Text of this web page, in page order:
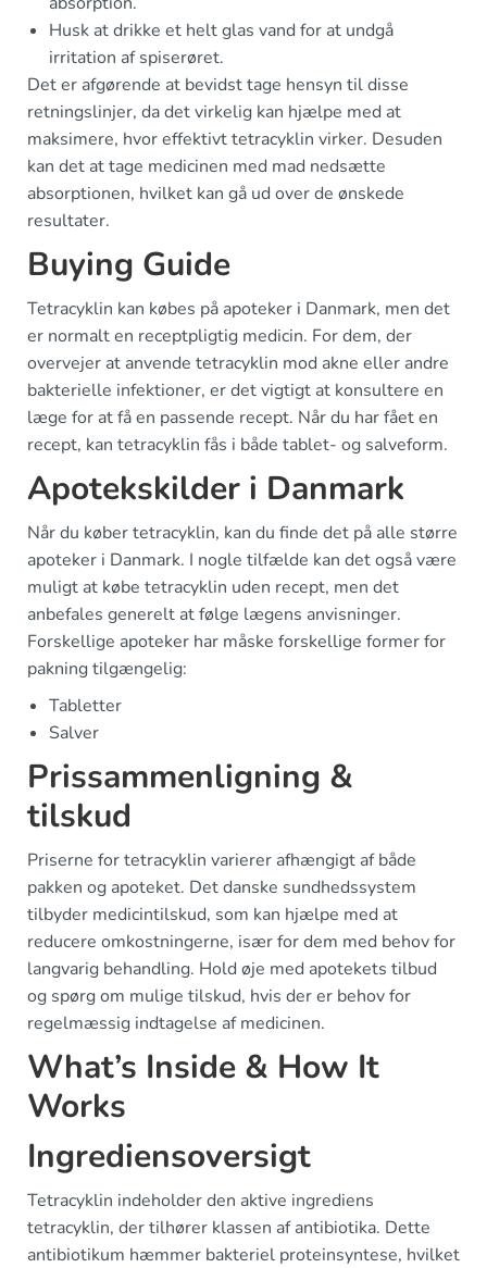
Husk at drikke et helt glas vand for at undgå
irritation af spiserøret.
Det er afgørende at bevidst tage hensyn til disse
retningslinjer, da det virkelig kan hjælpe med at
maksimere, hvor effektivt tetracyklin virker. Desuden
kan det at tage medicinen med mad nedsætte
absorptionen, hvilket kan gå ud over de ønskede
resultater.
Buying Guide
Tetracyklin kan købes på apoteker i Danmark, men det
er normalt en receptpligtig medicin. For dem, der
overvejer at anvende tetracyklin mod akne eller andre
bakterielle infektioner, er det vigtigt at konsultere en
læge for at få en passende recept. Når du har fået en
recept, kan tetracyklin fås i både tablet- og salveform.
Apotekskilder i Danmark
Når du køber tetracyklin, kan du finde det på alle større
apoteker i Danmark. I nogle tilfælde kan det også være
muligt at købe tetracyklin uden recept, men det
anbefales generelt at følge lægens anvisninger.
Forskellige apoteker har måske forskellige former for
pakning tilgængelig:
Tabletter
Salver
Prissammenligning &
tilskud
Priserne for tetracyklin varierer afhængigt af både
pakken og apoteket. Det danske sundhedssystem
tilbyder medicintilskud, som kan hjælpe med at
reducere omkostningerne, især for dem med behov for
langvarig behandling. Hold øje med apotekets tilbud
og spørg om mulige tilskud, hvis der er behov for
regelmæssig indtagelse af medicinen.
What’s Inside & How It
Works
Ingrediensoversigt
Tetracyklin indeholder den aktive ingrediens
tetracyklin, der tilhører klassen af antibiotika. Dette
antibiotikum hæmmer bakteriel proteinsyntese, hvilket